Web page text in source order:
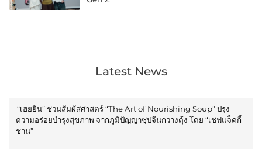
Latest News
“เฮยยิน” ชวนสัมผัสศาสตร์ “The Art of Nourishing Soup” ปรุง
ความอร่อยบำรุงสุขภาพ จากภูมิปัญญาซุปจีนกวางตุ้ง โดย “เชฟแจ็คกี้
ชาน”